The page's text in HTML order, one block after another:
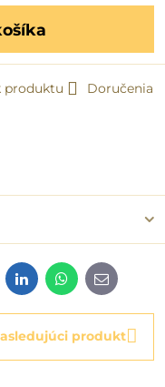
produktu
Doručenia
LinkedInWhatsApp
E-
mail
produkt